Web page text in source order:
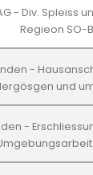
- Div. Spleiss
Regieon SO-
-
und
-